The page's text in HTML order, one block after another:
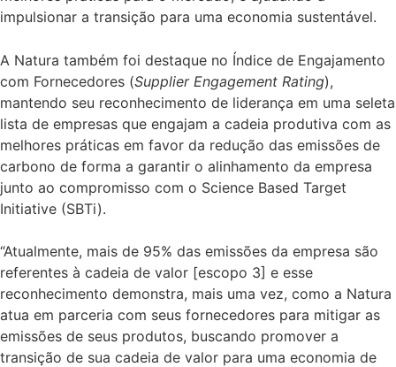
impulsionar a transição para uma economia sustentável.
A Natura também foi destaque no Índice de Engajamento
com Fornecedores (Supplier Engagement Rating),
mantendo seu reconhecimento de liderança em uma seleta
lista de empresas que engajam a cadeia produtiva com as
melhores práticas em favor da redução das emissões de
carbono de forma a garantir o alinhamento da empresa
junto ao compromisso com o Science Based Target
Initiative (SBTi).
“Atualmente, mais de 95% das emissões da empresa são
referentes à cadeia de valor [escopo 3] e esse
reconhecimento demonstra, mais uma vez, como a Natura
atua em parceria com seus fornecedores para mitigar as
emissões de seus produtos, buscando promover a
transição de sua cadeia de valor para uma economia de